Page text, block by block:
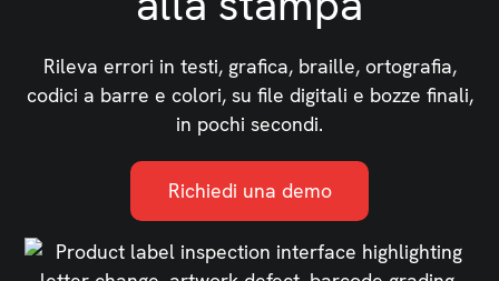
Rileva errori in testi, grafica, braille, ortografia,
codici a barre e colori, su file digitali e bozze finali,
in pochi secondi.
Richiedi una demo